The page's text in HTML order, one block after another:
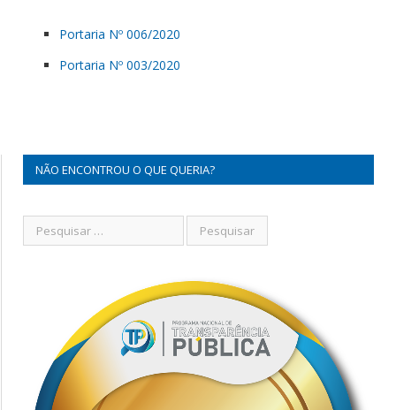
Portaria Nº 006/2020
Portaria Nº 003/2020
NÃO ENCONTROU O QUE QUERIA?